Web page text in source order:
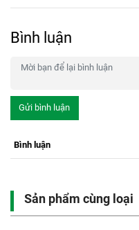
Bình luận
Gửi bình luận
Bình luận
Sản phẩm cùng loại